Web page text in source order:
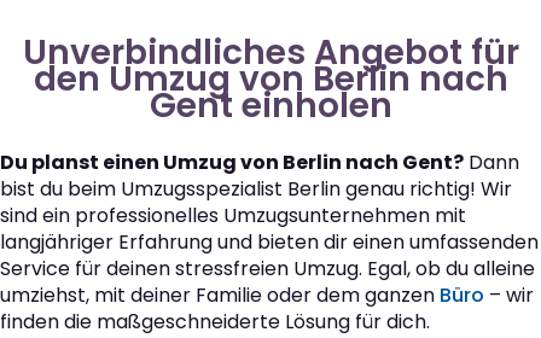
Unverbindliches Angebot für
den Umzug von Berlin nach
Gent einholen
Du planst einen Umzug von Berlin nach Gent? Dann
bist du beim Umzugsspezialist Berlin genau richtig! Wir
sind ein professionelles Umzugsunternehmen mit
langjähriger Erfahrung und bieten dir einen umfassenden
Service für deinen stressfreien Umzug. Egal, ob du alleine
umziehst, mit deiner Familie oder dem ganzen Büro – wir
finden die maßgeschneiderte Lösung für dich.